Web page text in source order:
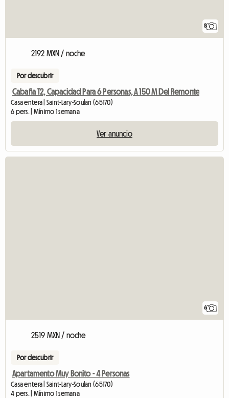
8
2192 MXN / noche
Por descubrir
Cabaña T2, Capacidad Para 6 Personas, A 150 M Del Remonte
Casa entera | Saint-Lary-Soulan (65170)
6 pers. | Mínimo 1 semana
Ver anuncio
6
2519 MXN / noche
Por descubrir
Apartamento Muy Bonito - 4 Personas
Casa entera | Saint-Lary-Soulan (65170)
4 pers. | Mínimo 1 semana